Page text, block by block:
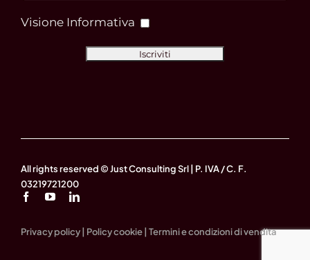
Visione Informativa
All rights reserved © Just Consulting Srl | P. IVA / C. F.
03219721200
Privacy policy| Policy cookie| Termini e condizioni di vendita